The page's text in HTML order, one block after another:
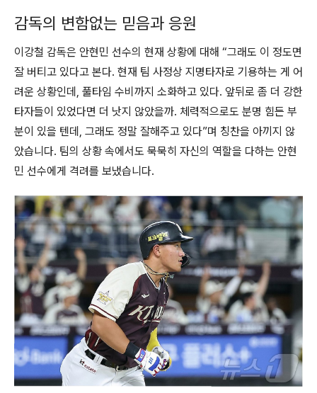
감독의 변함없는 믿음과 응원
이강철 감독은 안현민 선수의 현재 상황에 대해 “그래도 이 정도면
잘 버티고 있다고 본다. 현재 팀 사정상 지명타자로 기용하는 게 어
려운 상황인데, 풀타임 수비까지 소화하고 있다. 앞뒤로 좀 더 강한
타자들이 있었다면 더 낫지 않았을까. 체력적으로도 분명 힘든 부
분이 있을 텐데, 그래도 정말 잘해주고 있다”며 칭찬을 아끼지 않
았습니다. 팀의 상황 속에서도 묵묵히 자신의 역할을 다하는 안현
민 선수에게 격려를 보냈습니다.